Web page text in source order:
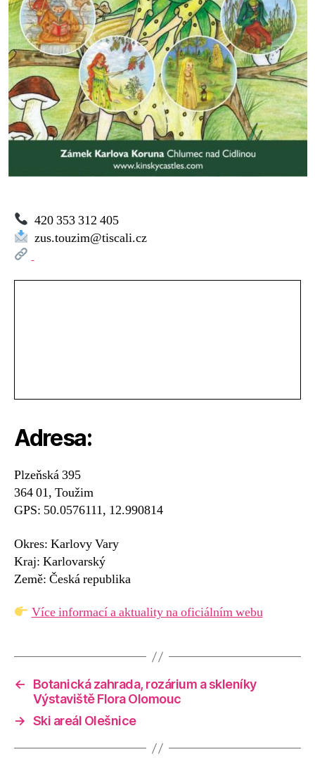
420 353 312 405
zus.touzim@tiscali.cz
Adresa:
Plzeňská 395
364 01, Toužim
GPS: 50.0576111, 12.990814
Okres: Karlovy Vary
Kraj: Karlovarský
Země: Česká republika
Více informací a aktuality na oficiálním webu
←
Botanická zahrada, rozárium a skleníky
Výstaviště Flora Olomouc
→ Ski areál Olešnice